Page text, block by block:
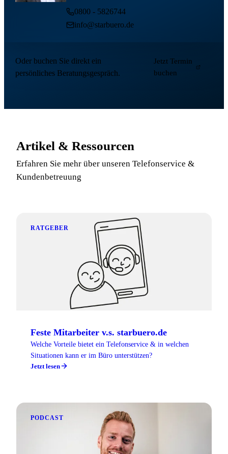
0800 - 5826744
info@starbuero.de
Oder buchen Sie direkt ein
persönliches Beratungsgespräch.
Jetzt Termin
buchen
Artikel & Ressourcen
Erfahren Sie mehr über unseren Telefonservice &
Kundenbetreuung
RATGEBER
Feste Mitarbeiter v.s. starbuero.de
Welche Vorteile bietet ein Telefonservice & in welchen
Situationen kann er im Büro unterstützen?
Jetzt lesen
PODCAST